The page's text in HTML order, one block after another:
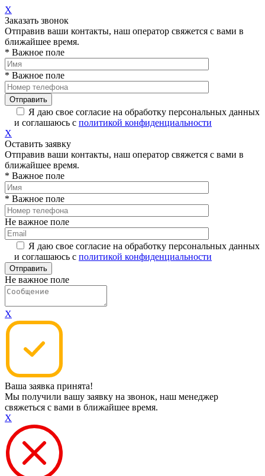
X
Заказать звонок
Отправив ваши контакты, наш оператор свяжется с вами в
ближайшее время.
* Важное поле
* Важное поле
Я даю свое согласие на обработку персональных данных
и соглашаюсь с политикой конфиденциальности
X
Оставить заявку
Отправив ваши контакты, наш оператор свяжется с вами в
ближайшее время.
* Важное поле
* Важное поле
Не важное поле
Я даю свое согласие на обработку персональных данных
и соглашаюсь с политикой конфиденциальности
Не важное поле
X
Ваша заявка принята!
Мы получили вашу заявку на звонок, наш менеджер
свяжеться с вами в ближайшее время.
X